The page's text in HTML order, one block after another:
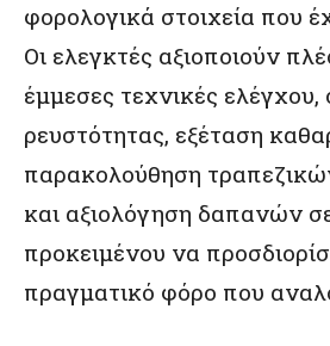
φορολογικά στοιχεία που
Οι ελεγκτές αξιοποιούν
έμμεσες τεχνικές
ρευστότητας, εξέταση
παρακολούθηση
και αξιολόγηση δαπανών
προκειμένου να
πραγματικό φόρο που